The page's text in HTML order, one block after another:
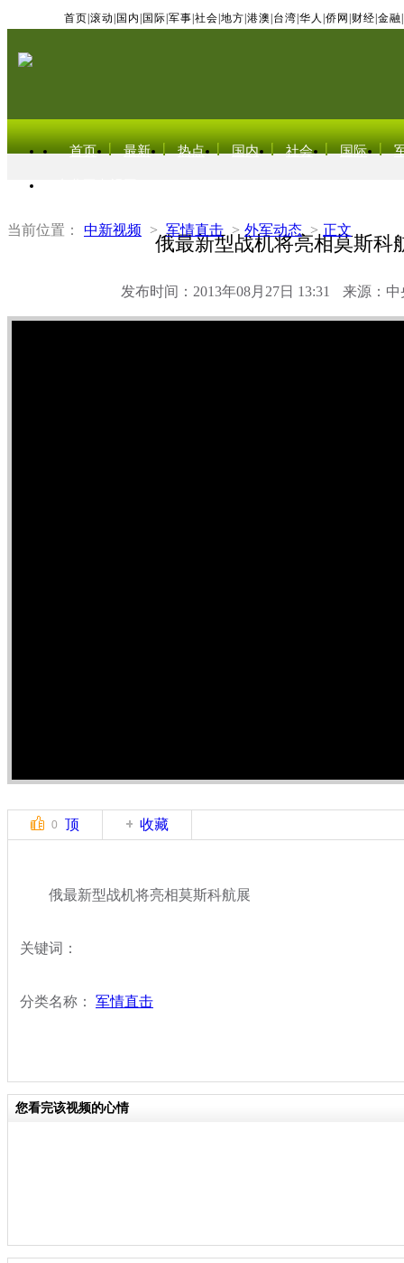
首页 滚动 国内 国际 军事 社会 地方 港澳 台湾 华人 侨网 财经 金融
首页 最新 热点 国内 社会 国际
当前位置： 中新视频 > 军情直击 > 外军动态 > 正文
俄最新型战机将亮相莫斯科
发布时间：2013年08月27日 13:31 来源：中
0 顶 收藏
俄最新型战机将亮相莫斯科航展
关键词：
分类名称： 军情直击
您看完该视频的心情